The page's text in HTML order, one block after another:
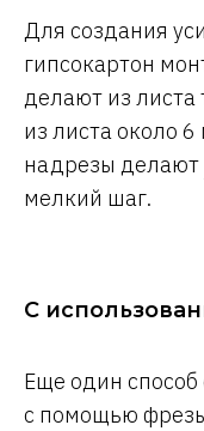
Для создания
гипсокартон
делают из
из листа около
надрезы делают
мелкий шаг.
С
Еще один способ
с помощью